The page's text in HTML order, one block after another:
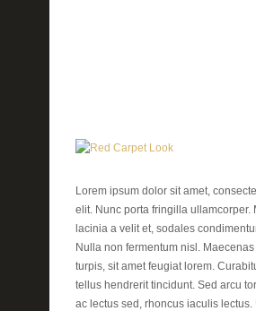
Lorem ipsum dolor sit amet,
elit. Nunc porta fringilla ullamcorper.
lacinia a velit et, sodales
Nulla non fermentum nisl.
turpis, sit amet feugiat lorem.
tellus hendrerit tincidunt. Sed arcu
ac lectus sed, rhoncus iaculis lectus.